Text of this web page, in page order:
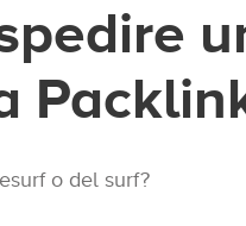
o del surf?